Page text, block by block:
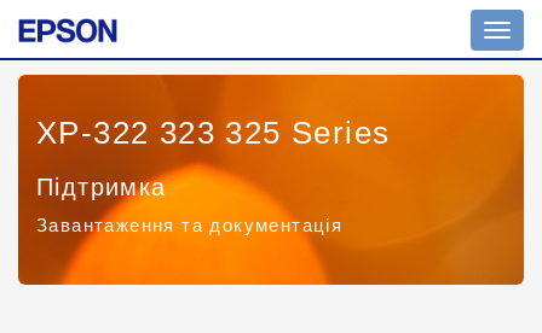
XP-322 323 325 Series
Підтримка
Завантаження та документація